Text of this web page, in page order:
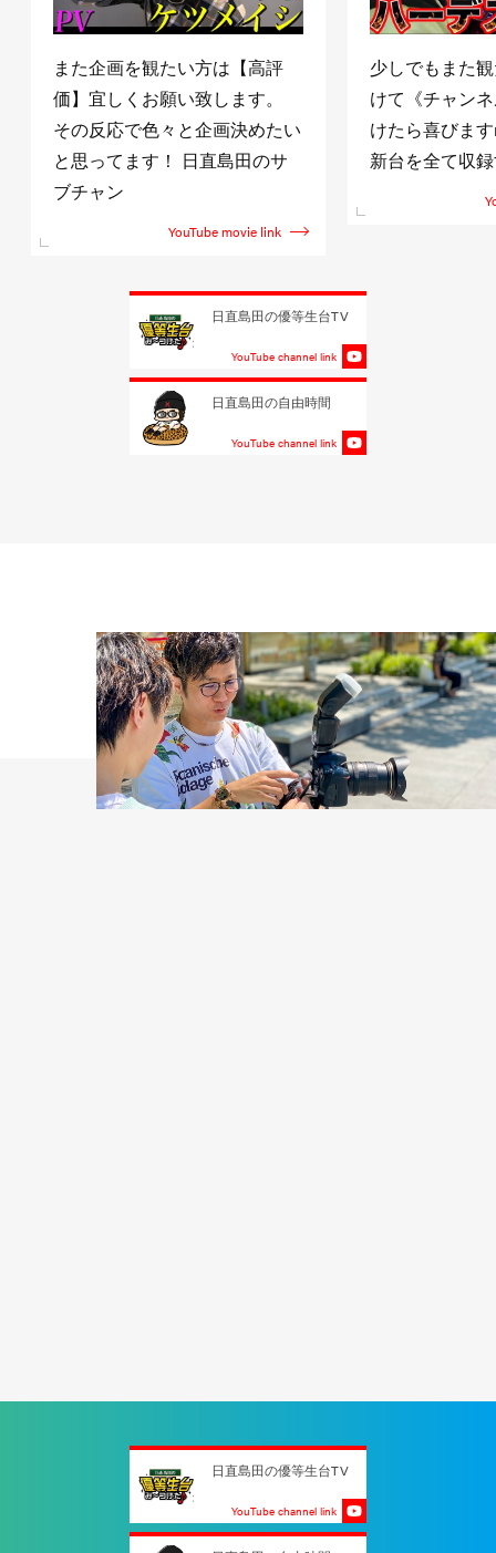
また企画を観たい方は【高評
価】宜しくお願い致します。
その反応で色々と企画決めたい
と思ってます！ 日直島田のサ
ブチャン
YouTube movie link
少しでもまた
けて《チャン
けたら喜びま
新台を全て収
日直島田の優等生台TV
YouTube channel link
日直島田の自由時間
YouTube channel link
日直島田の優等生台TV
YouTube channel link